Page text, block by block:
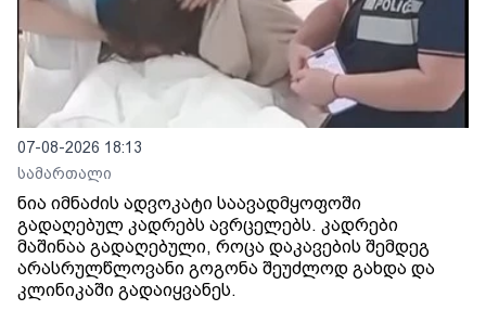
07-08-2026 18:13
სამართალი
ნია იმნაძის ადვოკატი საავადმყოფოში
გადაღებულ კადრებს ავრცელებს. კადრები
მაშინაა გადაღებული, როცა დაკავების შემდეგ
არასრულწლოვანი გოგონა შეუძლოდ გახდა და
კლინიკაში გადაიყვანეს.